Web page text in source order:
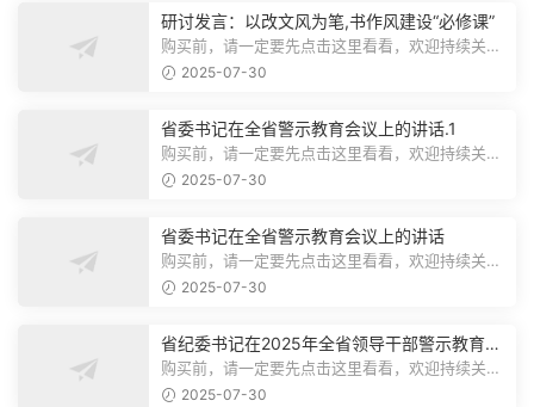
研讨发言：以改文风为笔,书作风建设“必修课”
购买前，请一定要先点击这里看看，欢迎持续关
注，精彩模板每天推送预览结束，本文...
2025-07-30
省委书记在全省警示教育会议上的讲话.1
购买前，请一定要先点击这里看看，欢迎持续关
注，精彩模板每天推送预览结束，本文...
2025-07-30
省委书记在全省警示教育会议上的讲话
购买前，请一定要先点击这里看看，欢迎持续关
注，精彩模板每天推送预览结束，本文...
2025-07-30
省纪委书记在2025年全省领导干部警示教育会
上的讲话.1
购买前，请一定要先点击这里看看，欢迎持续关
注，精彩模板每天推送预览结束，本文...
2025-07-30